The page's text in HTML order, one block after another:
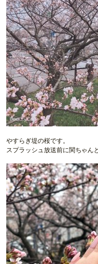
やすらぎ堤の桜です。
スプラッシュ放送前に関ちゃん